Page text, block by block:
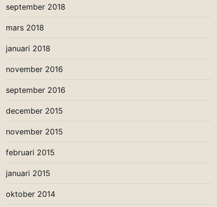
september 2018
mars 2018
januari 2018
november 2016
september 2016
december 2015
november 2015
februari 2015
januari 2015
oktober 2014